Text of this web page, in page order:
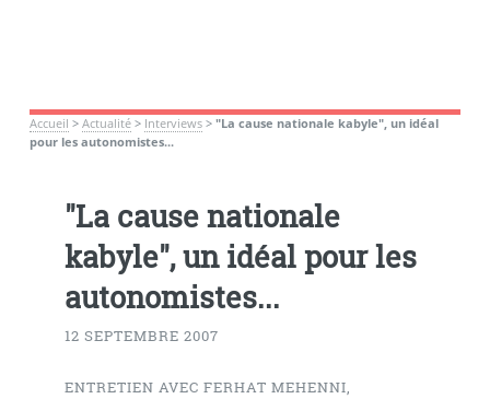
Accueil > Actualité> Interviews> "La cause nationale kabyle", un idéal
pour les autonomistes...
"La cause nationale
kabyle", un idéal pour les
autonomistes...
12 SEPTEMBRE 2007
ENTRETIEN AVEC FERHAT MEHENNI,